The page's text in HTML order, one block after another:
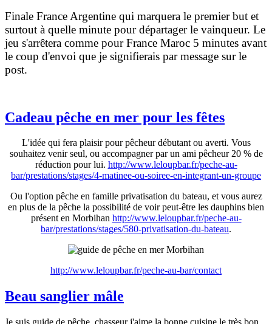
Finale France Argentine qui marquera le premier but et
surtout à quelle minute pour départager le vainqueur. Le
jeu s'arrêtera comme pour France Maroc 5 minutes avant
le coup d'envoi que je signifierais par message sur le
post.
Cadeau pêche en mer pour les fêtes
L'idée qui fera plaisir pour pêcheur débutant ou averti. Vous
souhaitez venir seul, ou accompagner par un ami pêcheur 20 % de
réduction pour lui. http://www.leloupbar.fr/peche-au-
bar/prestations/stages/4-matinee-ou-soiree-en-integrant-un-groupe
Ou l'option pêche en famille privatisation du bateau, et vous aurez
en plus de la pêche la possibilité de voir peut-être les dauphins bien
présent en Morbihan http://www.leloupbar.fr/peche-au-
bar/prestations/stages/580-privatisation-du-bateau.
http://www.leloupbar.fr/peche-au-bar/contact
Beau sanglier mâle